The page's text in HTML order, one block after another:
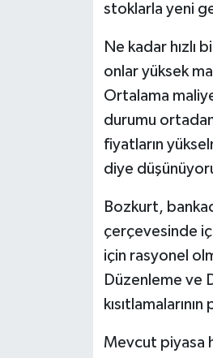
stoklarla yeni
Ne kadar hızlı
onlar yüksek
Ortalama
durumu
fiyatların
diye
Bozkurt,
çerçevesinde
için rasyonel
Düzenleme ve
Mevcut piyasa